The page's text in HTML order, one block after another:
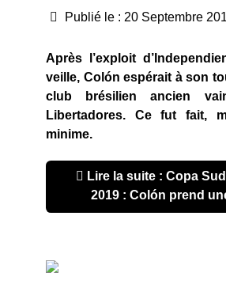
Publié le : 20 Septembre
Après l’exploit
veille, Colón espérait à son
club brésilien ancien
Libertadores. Ce fut fait,
minime.
Lire la suite : Copa
2019 : Colón prend